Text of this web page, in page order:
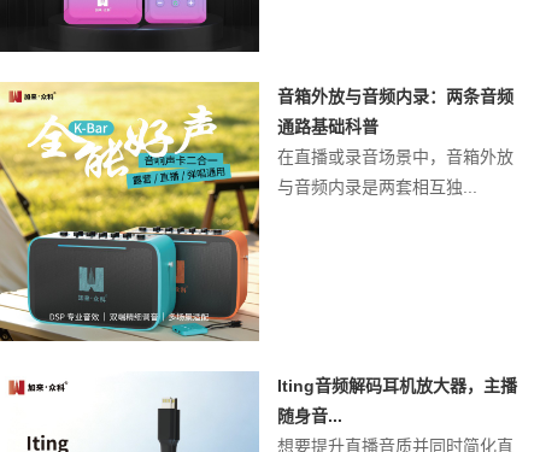
音箱外放与音频内录：两条音频
通路基础科普
在直播或录音场景中，音箱外放
与音频内录是两套相互独...
Iting音频解码耳机放大器，主播
随身音...
想要提升直播音质并同时简化直